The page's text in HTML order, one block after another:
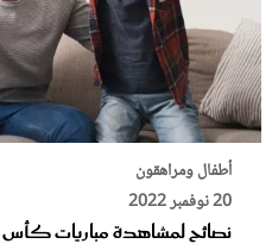
أطفال ومراهقون
20 نوفمبر 2022
نصائح لمشاهدة مباريات كأس